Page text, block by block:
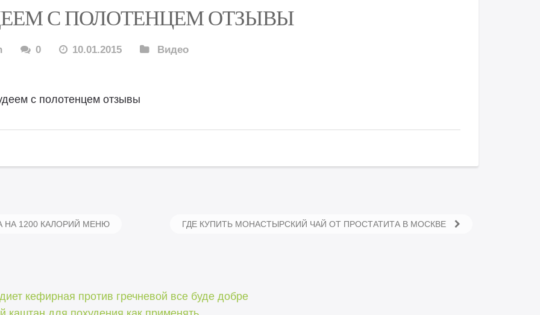
С ПОЛОТЕНЦЕМ ОТЗЫВЫ
0 10.01.2015 Видео
с полотенцем отзывы
НА 1200 КАЛОРИЙ МЕНЮ ГДЕ КУПИТЬ МОНАСТЫРСКИЙ ЧАЙ ОТ ПРОСТАТИТА В МОСКВЕ
кефирная против гречневой все буде добре